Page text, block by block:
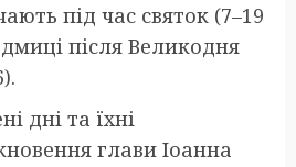
під час святок (7–19
після Великодня
дні та їхні
глави Іоанна